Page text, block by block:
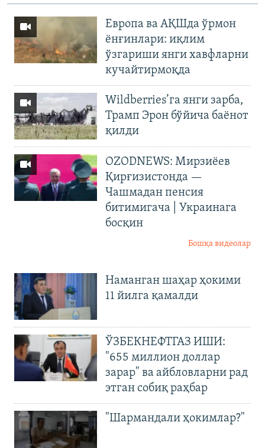
Европа ва АҚШда ўрмон
ёнғинлари: иқлим
ўзгариши янги хавфларни
кучайтирмоқда
Wildberries’га янги зарба,
Трамп Эрон бўйича баёнот
қилди
OZODNEWS: Мирзиёев
Қирғизистонда —
Чашмадан пенсия
битимигача | Украинага
босқин
Бошқа видеолар
Наманган шаҳар ҳокими
11 йилга қамалди
ЎЗБЕКНЕФТГАЗ ИШИ:
"655 миллион доллар
зарар" ва айбловларни рад
этган собиқ раҳбар
"Шармандали ҳокимлар?"